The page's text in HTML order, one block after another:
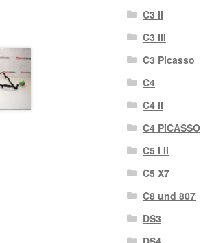
C3 II
C3 III
C3 Picasso
C4
C4 II
C4 PICASSO
C5 I II
C5 X7
C8 und 807
DS3